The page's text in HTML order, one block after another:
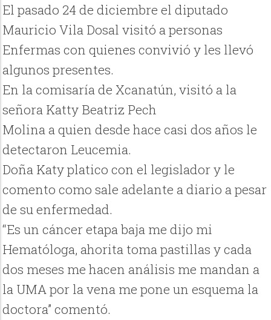
El pasado 24 de diciembre el diputado
Mauricio Vila Dosal visitó a personas
Enfermas con quienes convivió y les llevó
algunos presentes.
En la comisaría de Xcanatún, visitó a la
señora Katty Beatriz Pech
Molina a quien desde hace casi dos años le
detectaron Leucemia.
Doña Katy platico con el legislador y le
comento como sale adelante a diario a pesar
de su enfermedad.
“Es un cáncer etapa baja me dijo mi
Hematóloga, ahorita toma pastillas y cada
dos meses me hacen análisis me mandan a
la UMA por la vena me pone un esquema la
doctora” comentó.